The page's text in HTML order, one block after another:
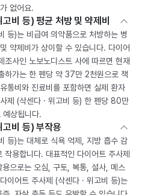
없어요.
비 등) 평균 처방 및 약제비
등)는 비급여 의약품으로 처방하는 병
약제비가 상이할 수 있습니다. 다이어
조사인 노보노디스트 사에 따르면 현재
하가는 한 펜당 약 37만 2천원으로 책
통비와 진료비를 포함하면 실제 환자
제 (삭센다 · 위고비 등) 한 펜당 80만
상됩니다.
고비 등) 부작용
등)는 대체로 식욕 억제, 지방 흡수 감
용합니다. 대표적인 다이어트 주사제
으로는 오심, 구토, 복통, 설사, 메스
이어트 주사제 (삭센다 · 위고비 등)는